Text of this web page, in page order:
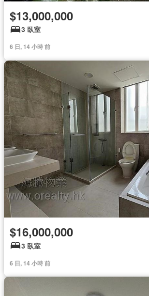
$13,000,000
3 臥室
6 日, 14 小時 前
$16,000,000
3 臥室
6 日, 14 小時 前